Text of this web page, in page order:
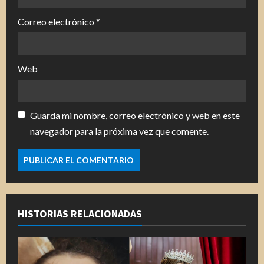
Correo electrónico *
Web
Guarda mi nombre, correo electrónico y web en este
navegador para la próxima vez que comente.
HISTORIAS RELACIONADAS